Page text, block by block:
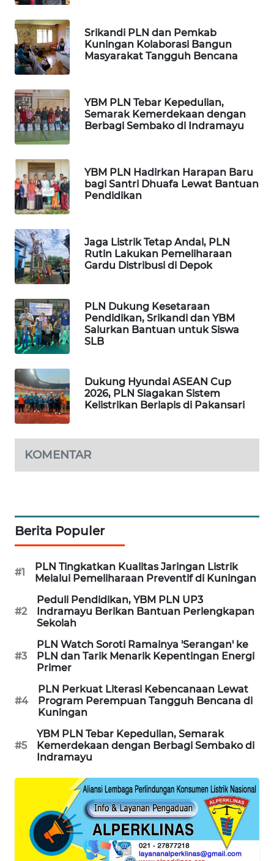
Srikandi PLN dan Pemkab
Kuningan Kolaborasi Bangun
Masyarakat Tangguh Bencana
YBM PLN Tebar Kepedulian,
Semarak Kemerdekaan dengan
Berbagi Sembako di Indramayu
YBM PLN Hadirkan Harapan Baru
bagi Santri Dhuafa Lewat Bantuan
Pendidikan
Jaga Listrik Tetap Andal, PLN
Rutin Lakukan Pemeliharaan
Gardu Distribusi di Depok
PLN Dukung Kesetaraan
Pendidikan, Srikandi dan YBM
Salurkan Bantuan untuk Siswa
SLB
Dukung Hyundai ASEAN Cup
2026, PLN Siagakan Sistem
Kelistrikan Berlapis di Pakansari
KOMENTAR
Berita Populer
#1
PLN Tingkatkan Kualitas Jaringan Listrik
Melalui Pemeliharaan Preventif di Kuningan
#2
Peduli Pendidikan, YBM PLN UP3
Indramayu Berikan Bantuan Perlengkapan
Sekolah
#3
PLN Watch Soroti Ramainya 'Serangan' ke
PLN dan Tarik Menarik Kepentingan Energi
Primer
#4
PLN Perkuat Literasi Kebencanaan Lewat
Program Perempuan Tangguh Bencana di
Kuningan
#5
YBM PLN Tebar Kepedulian, Semarak
Kemerdekaan dengan Berbagi Sembako di
Indramayu
NIAS
WN
LANGKAT
TAPANULI
SELATAN
WN
LESUNG
WN
KARO
WN
SIMALUNGUN
LABUHANBATU
WN
TAPANULI
WN DELI
SERDANG
WN
TEBING
WN
BEKASI
BOGOR
DEPOK
TAPANULI
UTARA
WN
PADANG
LAWAS